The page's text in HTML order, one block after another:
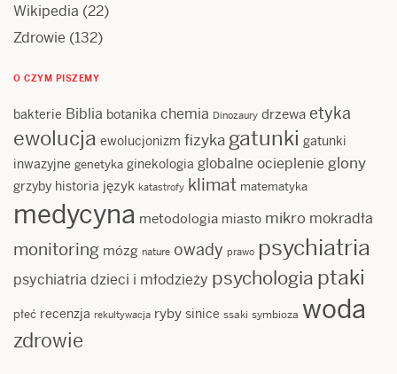
Wikipedia (22)
Zdrowie (132)
O CZYM PISZEMY
bakterie Biblia botanika chemia Dinozaury drzewa etyka
ewolucja ewolucjonizm fizyka gatunki gatunki
inwazyjne genetyka ginekologia globalne ocieplenie glony
grzyby historia język katastrofy klimat matematyka
medycyna metodologia miasto mikro mokradła
monitoring mózg nature owady prawo psychiatria
psychiatria dzieci i młodzieży psychologia ptaki
płeć recenzja rekultywacja ryby sinice ssaki symbioza woda
zdrowie